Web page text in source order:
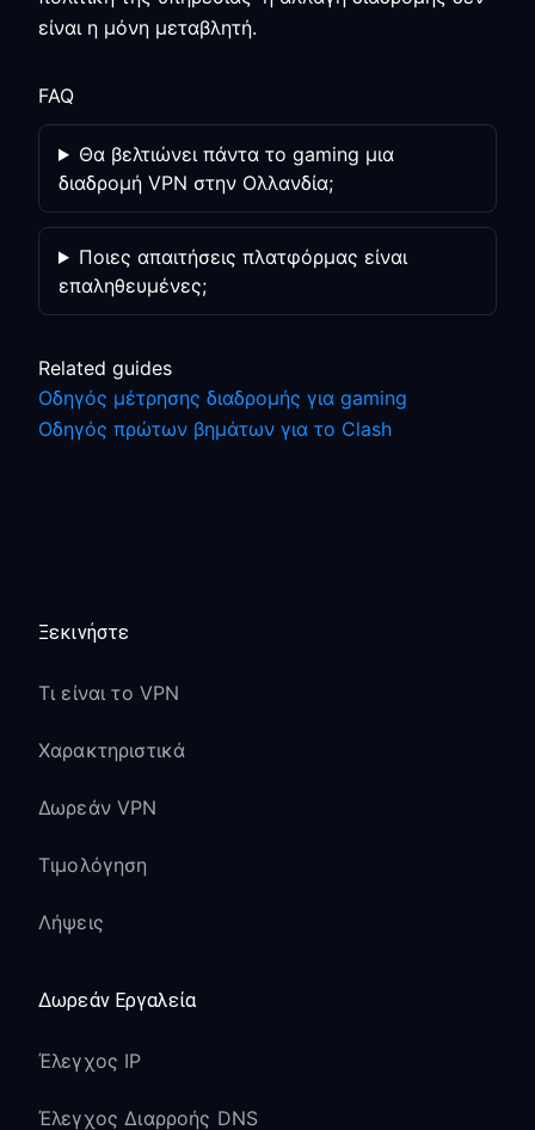
είναι η μόνη μεταβλητή.
FAQ
Θα βελτιώνει πάντα το gaming μια
διαδρομή VPN στην Ολλανδία;
Ποιες απαιτήσεις πλατφόρμας είναι
επαληθευμένες;
Related guides
Οδηγός μέτρησης διαδρομής για gaming
Οδηγός πρώτων βημάτων για το Clash
Ξεκινήστε
Τι είναι το VPN
Χαρακτηριστικά
Δωρεάν VPN
Τιμολόγηση
Λήψεις
Δωρεάν Εργαλεία
Έλεγχος IP
Έλεγχος Διαρροής DNS